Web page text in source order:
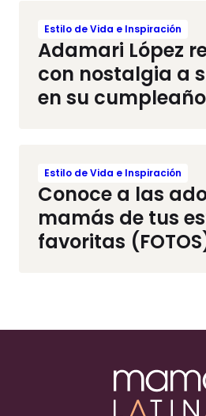
Estilo de Vida e Inspiración
Adamari López
con nostalgia a
en su
Estilo de Vida e Inspiración
Conoce a las
mamás de tus
favoritas